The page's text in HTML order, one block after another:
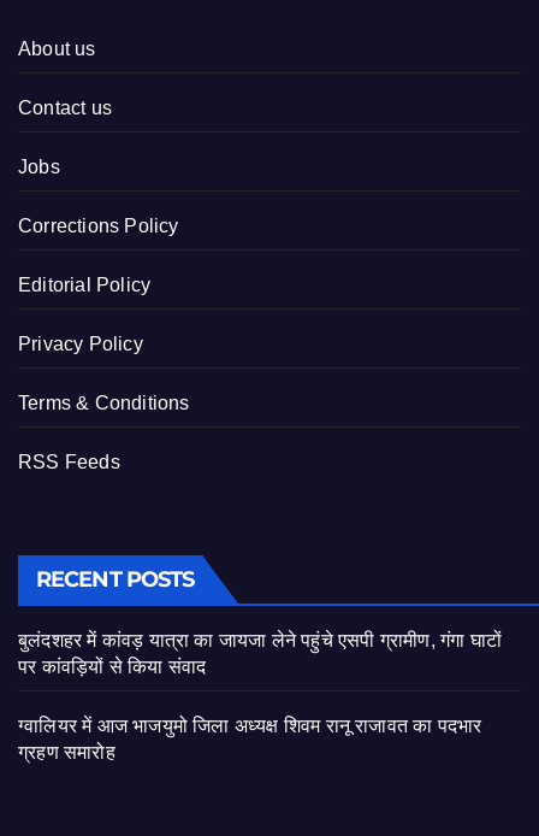
About us
Contact us
Jobs
Corrections Policy
Editorial Policy
Privacy Policy
Terms & Conditions
RSS Feeds
RECENT POSTS
बुलंदशहर में कांवड़ यात्रा का जायजा लेने पहुंचे एसपी ग्रामीण, गंगा घाटों
पर कांवड़ियों से किया संवाद
ग्वालियर में आज भाजयुमो जिला अध्यक्ष शिवम रानू राजावत का पदभार
ग्रहण समारोह